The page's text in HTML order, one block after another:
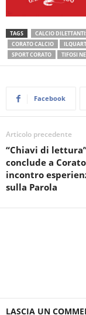
TAGS CALCIO
CORATO CALCIO
SPORT CORATO
TIFOSI
Facebook
Articolo precedente
“Chiavi di
conclude a
incontro
sulla Parola
LASCIA UN